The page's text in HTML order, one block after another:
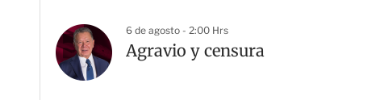
6 de agosto - 2:00 Hrs
Agravio y censura